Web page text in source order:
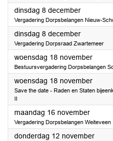
dinsdag 8 december2026
Vergadering Dorpsbelangen Nieuw-
dinsdag 8 december2026
Vergadering Dorpsraad Zwartemeer
woensdag 18 november2026
Bestuursvergadering Dorpsbelangen
woensdag 18 november2026
Save the date - Raden en Staten
II
maandag 16 november2026
Vergadering Dorpsbelangen Weiteveen
donderdag 12 november2026